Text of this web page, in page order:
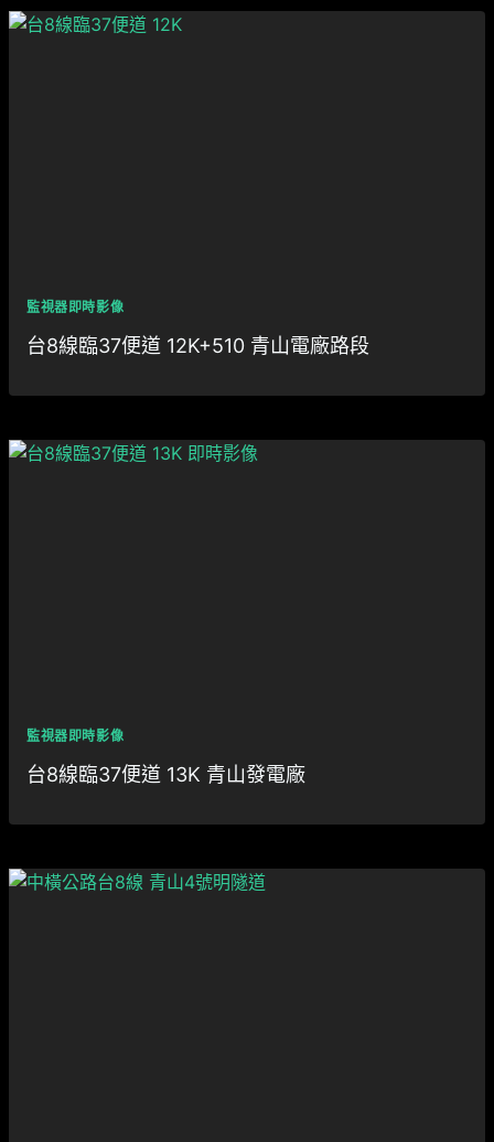
監視器即時影像
台8線臨37便道 12K+510 青山電廠路段
監視器即時影像
台8線臨37便道 13K 青山發電廠